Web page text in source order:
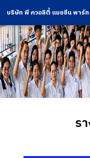
บริษัท พี ควอลิตี้ แมชชีน พาร์
ร